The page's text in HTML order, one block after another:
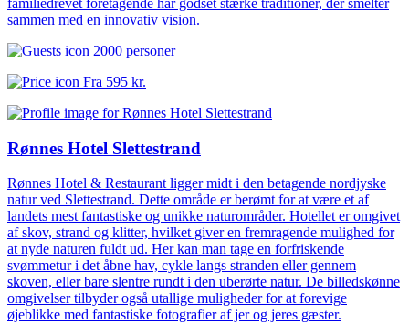
familiedrevet foretagende har godset stærke traditioner, der smelter
sammen med en innovativ vision.
2000 personer
Fra 595 kr.
Rønnes Hotel Slettestrand
Rønnes Hotel & Restaurant ligger midt i den betagende nordjyske
natur ved Slettestrand. Dette område er berømt for at være et af
landets mest fantastiske og unikke naturområder. Hotellet er omgivet
af skov, strand og klitter, hvilket giver en fremragende mulighed for
at nyde naturen fuldt ud. Her kan man tage en forfriskende
svømmetur i det åbne hav, cykle langs stranden eller gennem
skoven, eller bare slentre rundt i den uberørte natur. De billedskønne
omgivelser tilbyder også utallige muligheder for at forevige
øjeblikke med fantastiske fotografier af jer og jeres gæster.